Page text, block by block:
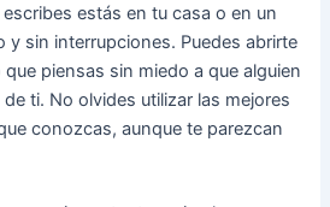
estás en tu casa o en un
y sin interrupciones. Puedes abrirte
piensas sin miedo a que alguien
ti. No olvides utilizar las mejores
conozcas, aunque te parezcan